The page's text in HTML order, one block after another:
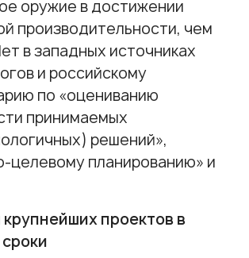
оружие в достижении
производительности, чем
в западных источниках
и российскому
по «оцениванию
принимаемых
решений»,
целевому планированию» и
проектов в